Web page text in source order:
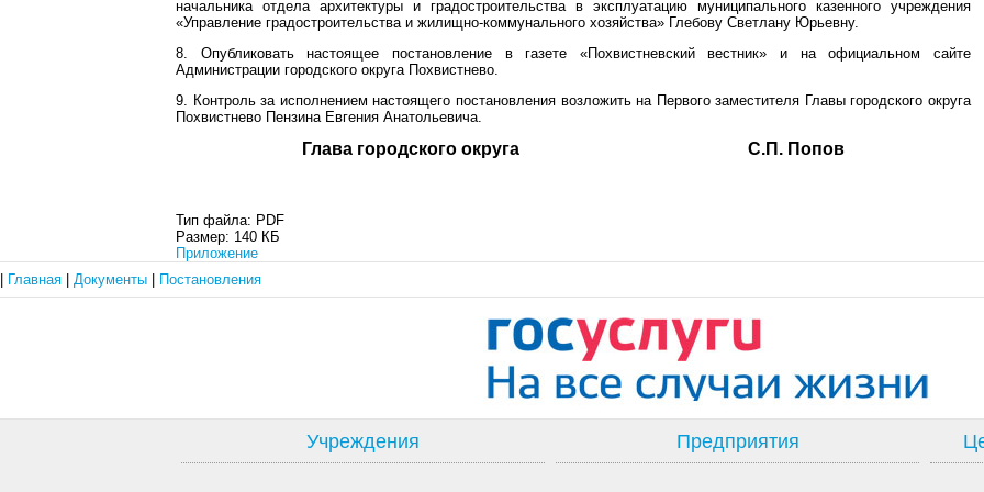
начальника отдела архитектуры и градостроительства в эксплуатацию муниципального казенного учреждения
«Управление градостроительства и жилищно-коммунального хозяйства» Глебову Светлану Юрьевну.
8. Опубликовать настоящее постановление в газете «Похвистневский вестник» и на официальном сайте
Администрации городского округа Похвистнево.
9. Контроль за исполнением настоящего постановления возложить на Первого заместителя Главы городского округа
Похвистнево Пензина Евгения Анатольевича.
Глава городского округа С.П. Попов
Тип файла: PDF
Размер: 140 КБ
Приложение
Главная Документы Постановления
Учреждения Предприятия